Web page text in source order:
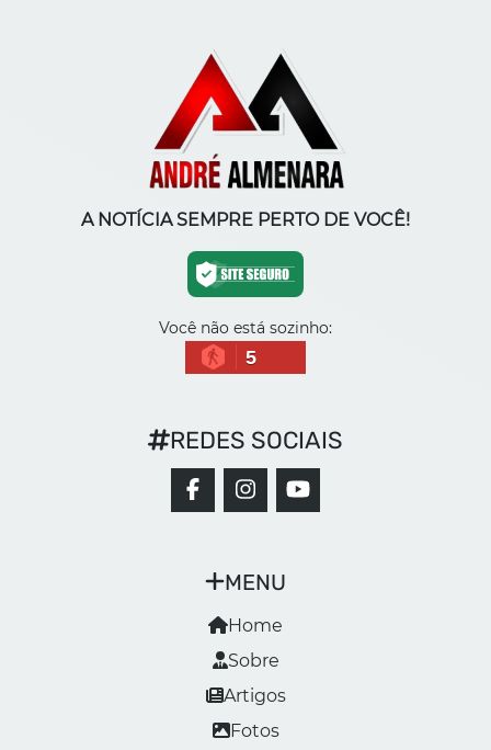
A NOTÍCIA SEMPRE PERTO DE VOCÊ!
Você não está sozinho:
5
MENU
Home
Sobre
Artigos
Fotos
REDES SOCIAIS